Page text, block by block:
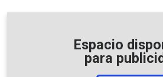
Espacio
para